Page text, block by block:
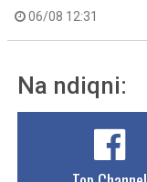
06/08 12:31
Na ndiqni: